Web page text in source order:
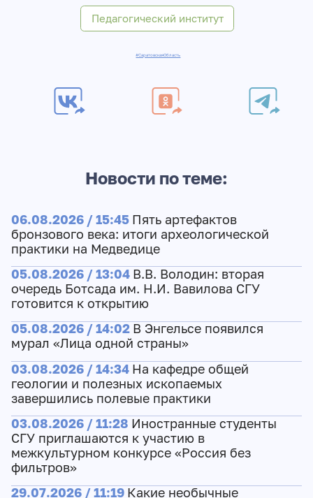
Педагогический институт
#СаратовскаяОбласть
Новости по теме:
06.08.2026 / 15:45 Пять артефактов
бронзового века: итоги археологической
практики на Медведице
05.08.2026 / 13:04 В.В. Володин: вторая
очередь Ботсада им. Н.И. Вавилова СГУ
готовится к открытию
05.08.2026 / 14:02 В Энгельсе появился
мурал «Лица одной страны»
03.08.2026 / 14:34 На кафедре общей
геологии и полезных ископаемых
завершились полевые практики
03.08.2026 / 11:28 Иностранные студенты
СГУ приглашаются к участию в
межкультурном конкурсе «Россия без
фильтров»
29.07.2026 / 11:19 Какие необычные